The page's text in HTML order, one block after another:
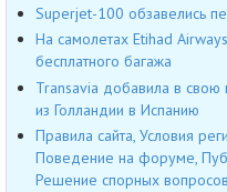
Superjet-100 обзавелись
На самолетах Etihad
бесплатного багажа
Transavia добавила в
из Голландии в Испанию
Правила сайта, Условия
Поведение на форуме,
Решение спорных вопросов